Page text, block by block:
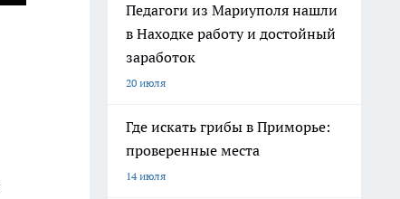
Педагоги из Мариуполя нашли
в Находке работу и достойный
заработок
20 июля
Где искать грибы в Приморье:
проверенные места
14 июля